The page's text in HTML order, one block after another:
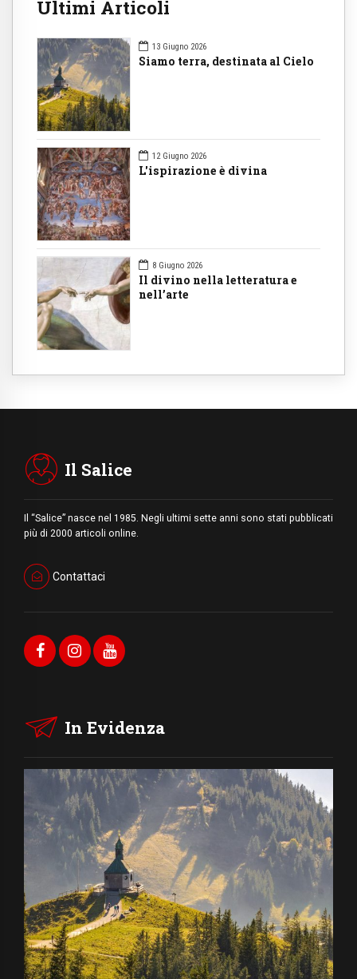
Ultimi Articoli
13 Giugno 2026
Siamo terra, destinata al Cielo
12 Giugno 2026
L'ispirazione è divina
8 Giugno 2026
Il divino nella letteratura e
nell’arte
Il Salice
Il “Salice” nasce nel 1985. Negli ultimi sette anni sono stati pubblicati
più di 2000 articoli online.
Contattaci
In Evidenza